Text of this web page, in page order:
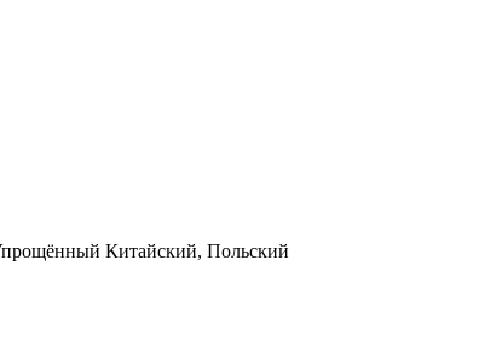
Китайский, Польский